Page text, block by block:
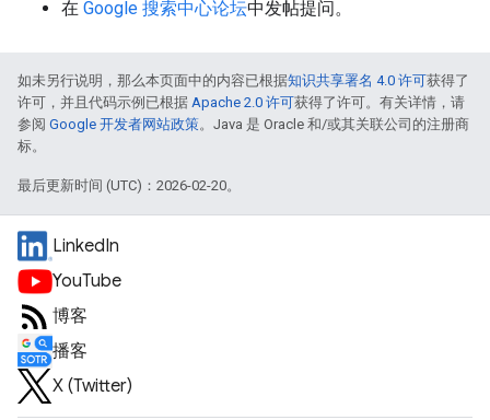
在 Google 搜索中心论坛中发帖提问。
如未另行说明，那么本页面中的内容已根据知识共享署名 4.0 许可获得了
许可，并且代码示例已根据 Apache 2.0 许可获得了许可。有关详情，请
参阅 Google 开发者网站政策。Java 是 Oracle 和/或其关联公司的注册商
标。
最后更新时间 (UTC)：2026-02-20。
LinkedIn
YouTube
博客
播客
X (Twitter)